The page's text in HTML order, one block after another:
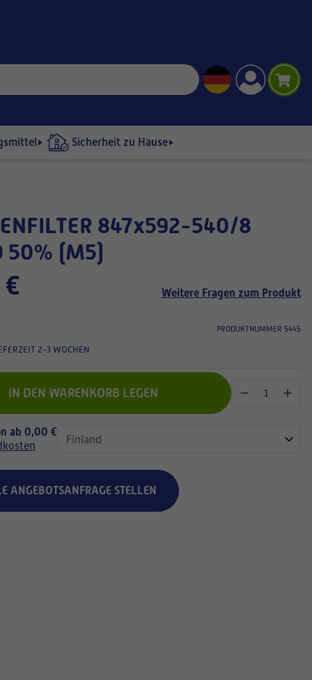
Sicherheit zu Hause
50% (M5)
Weitere Fragen zum Produkt
PRODUKTNUMMER 5445
2-3 WOCHEN
IN DEN WARENKORB LEGEN
ab 0,00 €
ANGEBOTSANFRAGE STELLEN